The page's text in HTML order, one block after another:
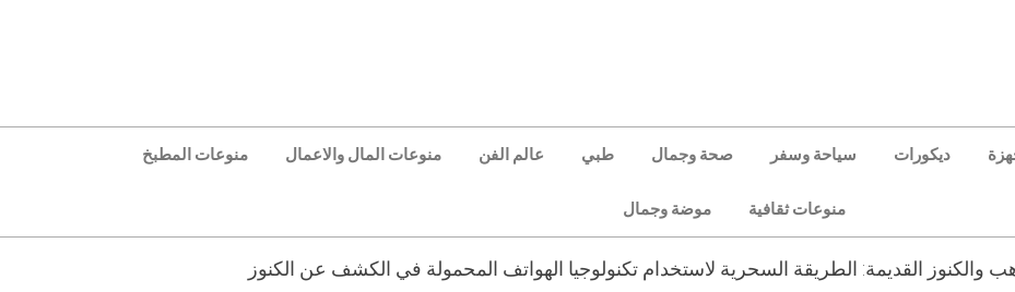
ديكورات سياحة وسفر صحة وجمال طبي عالم الفن منوعات المال والاعمال منوعات المطبخ
منوعات ثقافية موضة وجمال
القديمة: الطريقة السحرية لاستخدام تكنولوجيا الهواتف المحمولة في الكشف عن الكنوز